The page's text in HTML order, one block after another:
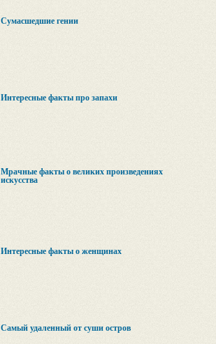
Сумасшедшие гении
Интересные факты про запахи
Мрачные факты о великих произведениях
искусства
Интересные факты о женщинах
Самый удаленный от суши остров